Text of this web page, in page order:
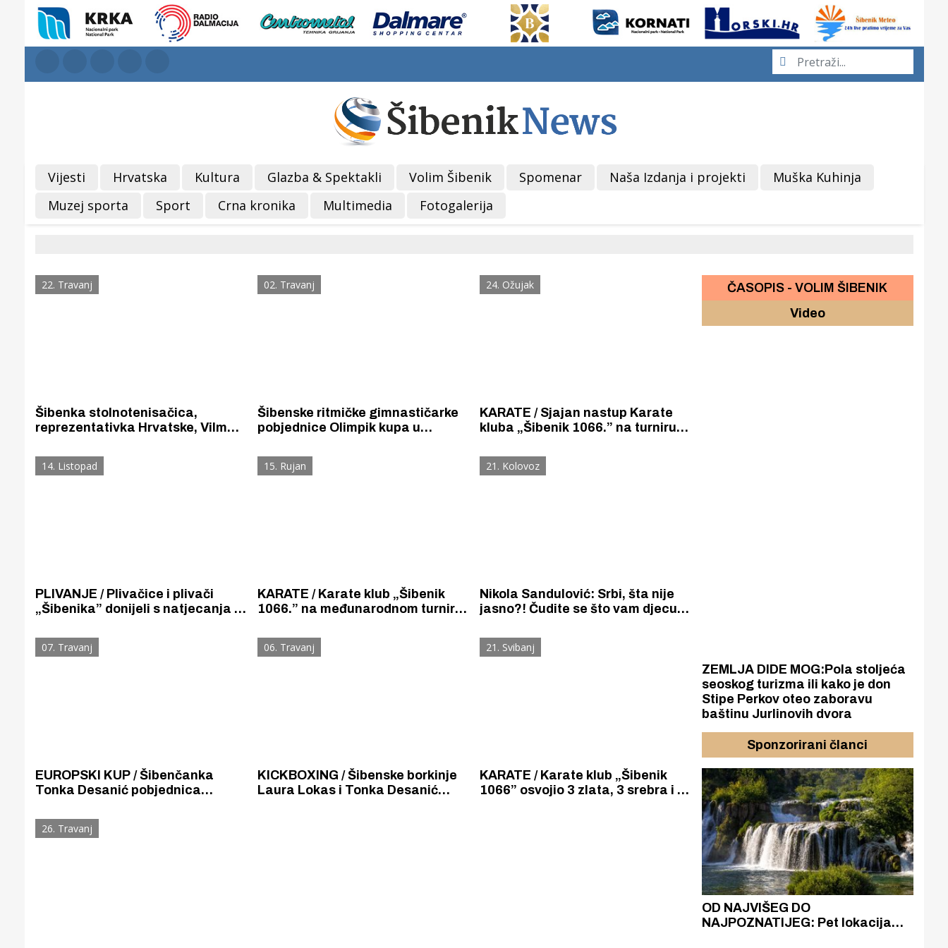
Vijesti Hrvatska Kultura Glazba & Spektakli Volim Šibenik Spomenar Naša Izdanja i projekti
Muška Kuhinja
Muzej sporta
Sport Crna kronika Multimedia Fotogalerija
22. Travanj
Šibenka stolnotenisačica,
reprezentativka Hrvatske, Vilma
natjecanje na turniru Europe
Youth Series u Sarajevu
02. Travanj
Šibenske ritmičke gimnastičarke
pobjednice Olimpik kupa u
24. Ožujak
KARATE / Sjajan nastup Karate
kluba „Šibenik 1066.” na turniru
Mileta osvojila zlato i dvije
bronce, Petra Babić dvije bronce,
14. Listopad
PLIVANJE / Plivačice i plivači
„Šibenika” donijeli s natjecanja u
Silov proslavio se zlatom na 200
mješovito i broncom na 100 leptir.
15. Rujan
KARATE / Karate klub „Šibenik
1066.” na međunarodnom turniru
srebra i 4 bronce.
21. Kolovoz
Nikola Sandulović: Srbi, šta nije
jasno?! Čudite se što vam djecu
šutjeli ste za Vukovar, Sarajevo,
Srebrnicu... jer tada se nisu
07. Travanj
EUROPSKI KUP / Šibenčanka
Tonka Desanić pobjednica
Laura Lokas i Irena Ekmečić su
izborile srebro, a August
06. Travanj
KICKBOXING / Šibenske borkinje
Laura Lokas i Tonka Desanić
21. Svibanj
KARATE / Karate klub „Šibenik
1066” osvojio 3 zlata, 3 srebra i 2
26. Travanj
ČASOPIS - VOLIM ŠIBENIK
Video
ZEMLJA DIDE MOG:Pola stoljeća
seoskog turizma ili kako je don
Stipe Perkov oteo zaboravu
baštinu Jurlinovih dvora
Sponzorirani članci
OD NAJVIŠEG DO
NAJPOZNATIJEG: Pet lokacija